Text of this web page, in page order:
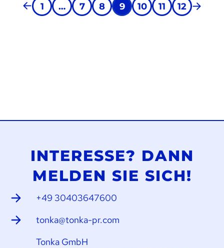
1 … 7 8 9 10 11 12
INTERESSE? DANN
MELDEN SIE SICH!
+49 30403647600
tonka@tonka-pr.com
Tonka GmbH